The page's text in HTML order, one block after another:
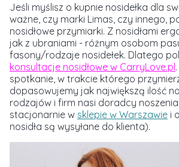
Jeśli myślisz o kupnie nosidełka dla
ważne, czy marki Limas, czy innego,
nosidłowe przymiarki. Z nosidłami
jak z ubraniami - różnym osobom
fasony/rodzaje nosidełek. Dlatego
konsultacje nosidłowe w CarryLove.pl
spotkanie, w trakcie którego
dopasowujemy jak największą ilość
rodzajów i firm nasi doradcy
stacjonarnie w sklepie w Warszawie i
nosidła są wysyłane do klienta).